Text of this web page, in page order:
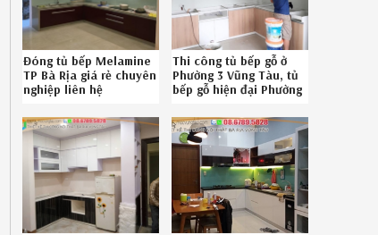
Đóng tủ bếp Melamine
TP Bà Rịa giá rẻ chuyên
nghiệp liên hệ
Thi công tủ bếp gỗ ở
Phường 3 Vũng Tàu, tủ
bếp gỗ hiện đại Phường
nghiệp liên hệ
08.6789.5828
532619MHV